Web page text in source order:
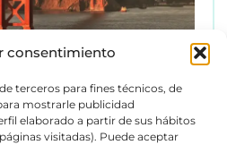
consentimiento
terceros para fines técnicos, de
mostrarle publicidad
elaborado a partir de sus hábitos
visitadas). Puede aceptar